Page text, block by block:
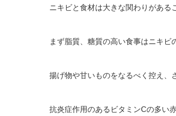
ニキビと食材は大きな関わりがある
まず脂質、糖質の高い食事はニキビ
揚げ物や甘いものをなるべく控え、
抗炎症作用のあるビタミンCの多い